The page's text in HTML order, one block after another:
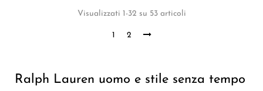
Visualizzati 1-32 su 53 articoli
1 2
Ralph Lauren uomo e stile senza tempo